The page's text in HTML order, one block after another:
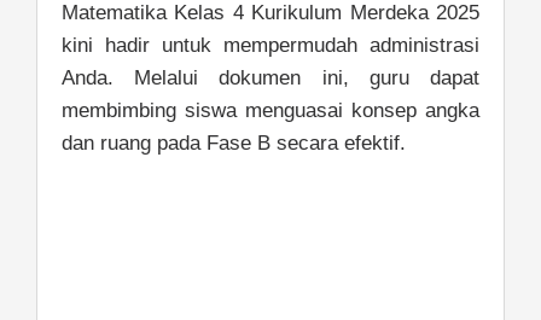
Matematika Kelas 4 Kurikulum Merdeka 2025
kini hadir untuk mempermudah administrasi
Anda. Melalui dokumen ini, guru dapat
membimbing siswa menguasai konsep angka
dan ruang pada Fase B secara efektif.